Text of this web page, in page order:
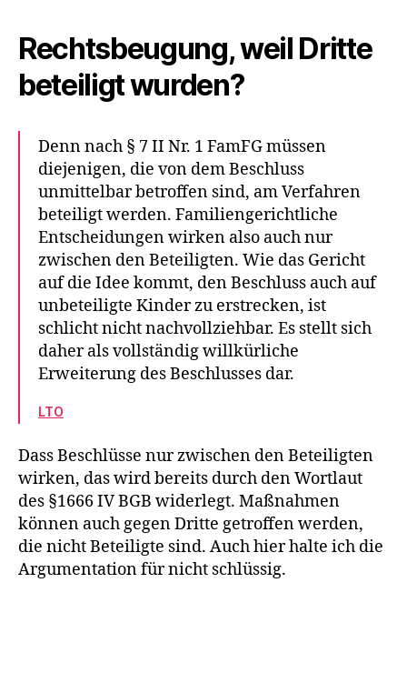
Rechtsbeugung, weil Dritte
beteiligt wurden?
Denn nach § 7 II Nr. 1 FamFG müssen
diejenigen, die von dem Beschluss
unmittelbar betroffen sind, am Verfahren
beteiligt werden. Familiengerichtliche
Entscheidungen wirken also auch nur
zwischen den Beteiligten. Wie das Gericht
auf die Idee kommt, den Beschluss auch auf
unbeteiligte Kinder zu erstrecken, ist
schlicht nicht nachvollziehbar. Es stellt sich
daher als vollständig willkürliche
Erweiterung des Beschlusses dar.
LTO
Dass Beschlüsse nur zwischen den Beteiligten
wirken, das wird bereits durch den Wortlaut
des §1666 IV BGB widerlegt. Maßnahmen
können auch gegen Dritte getroffen werden,
die nicht Beteiligte sind. Auch hier halte ich die
Argumentation für nicht schlüssig.